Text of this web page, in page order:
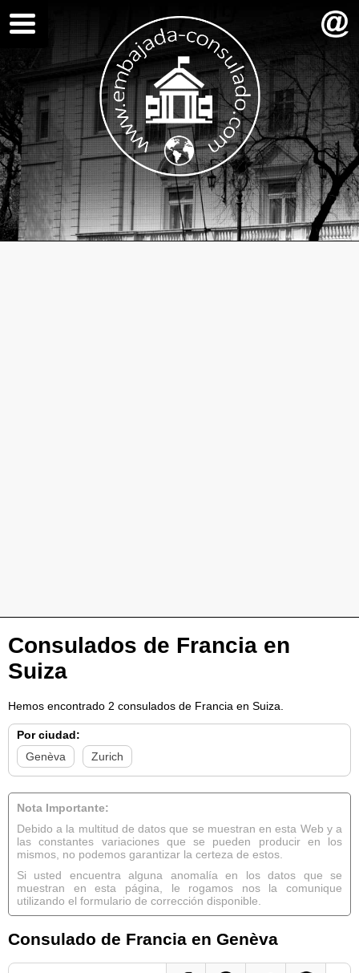
Consulados de Francia en
Suiza
Hemos encontrado 2 consulados de Francia en Suiza.
Por ciudad:
Genèva
Zurich
Nota Importante:
Debido a la multitud de datos que se muestran en esta Web y a
las constantes variaciones que se pueden producir en los
mismos, no podemos garantizar la certeza de estos.
Si usted encuentra alguna anomalía en los datos que se
muestran en esta página, le rogamos nos la comunique
utilizando el formulario de corrección disponible.
Consulado de Francia en Genèva